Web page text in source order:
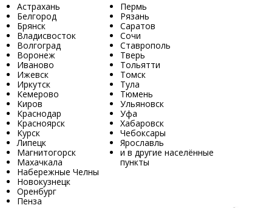
Астрахань
Белгород
Брянск
Владисвосток
Волгоград
Воронеж
Иваново
Ижевск
Иркутск
Кемерово
Киров
Краснодар
Красноярск
Курск
Липецк
Магнитогорск
Махачкала
Набережные Челны
Новокузнецк
Оренбург
Пенза
Пермь
Рязань
Саратов
Сочи
Ставрополь
Тверь
Тольятти
Томск
Тула
Тюмень
Ульяновск
Уфа
Хабаровск
Чебоксары
Ярославль
и в другие населённые
пункты